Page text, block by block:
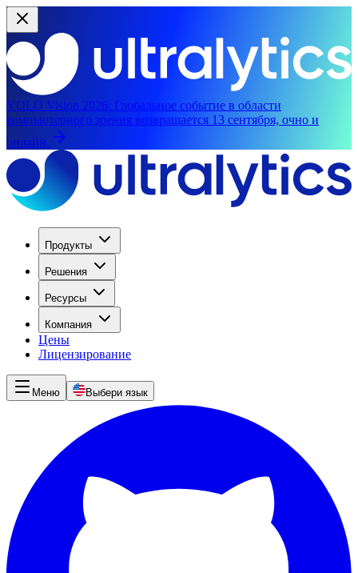
YOLO Vision 2026: Глобальное событие в области
компьютерного зрения возвращается 13 сентября, очно и
онлайн.
Продукты
Решения
Ресурсы
Компания
Цены
Лицензирование
Меню Выбери язык